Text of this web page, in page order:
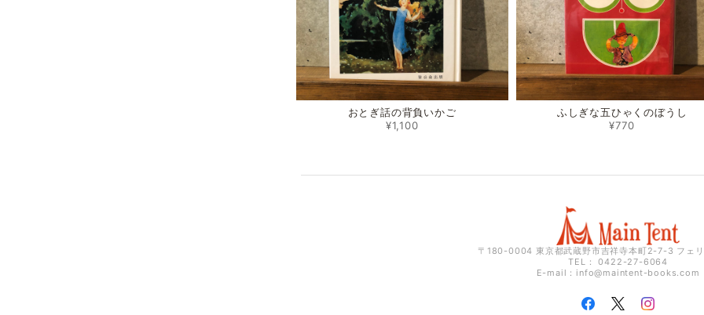
おとぎ話の背負いかご
¥1,100
ふしぎな五ひゃくのぼうし
¥770
〒180-0004 東京都武蔵野市吉祥寺本町2-7-3 フェ
TEL： 0422-27-6064
E-mail： info@maintent-books.com